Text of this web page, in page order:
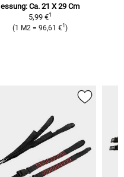
essung: Ca. 21 X 29 Cm
5,99 €1
(1 M2 =96,61 €1)